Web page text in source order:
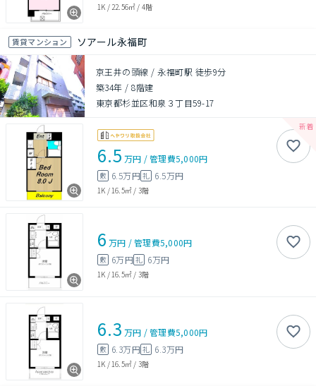
1K / 22.56㎡ / 4階
賃貸マンション ソアール永福町
京王井の頭線 / 永福町駅 徒歩9分
築34年 /8階建
東京都杉並区和泉３丁目59-17
6.5 万円 /管理費5,000円
敷 6.5万円礼 6.5万円
1K /16.5㎡ / 3階
6 万円 /管理費5,000円
敷 6万円礼 6万円
1K / 16.5㎡ / 3階
6.3 万円 /管理費5,000円
敷 6.3万円礼 6.3万円
1K / 16.5㎡ / 3階